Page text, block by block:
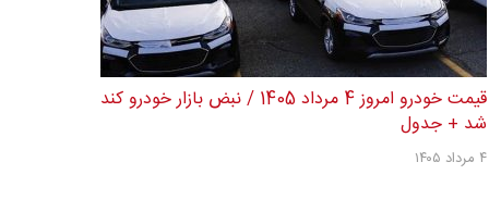
قیمت خودرو امروز 4 مرداد 1405 / نبض بازار خودرو کند
شد + جدول
۴ مرداد ۱۴۰۵